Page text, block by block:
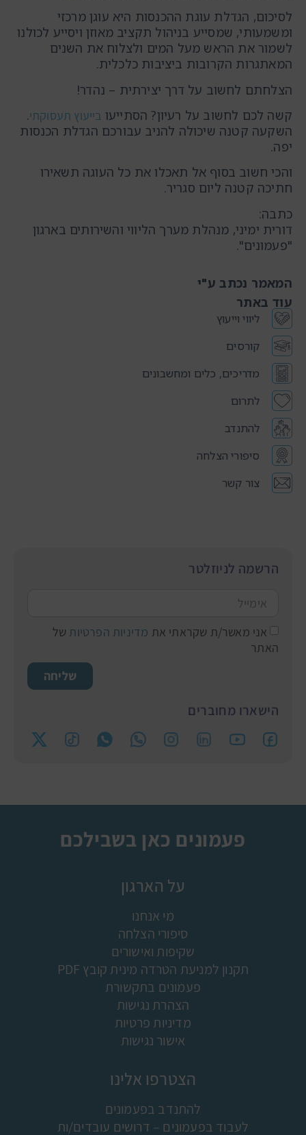
המאמר נכתב ע"י
עוד באתר
ליווי וייעוץ
קורסים
מדריכים, כלים ומחשבונים
לתרום
להתנדב
סיפורי הצלחה
צור קשר
לסיכום, הגדלת עוגת ההכנסות היא עוגן מרכזי
ומשמעותי, שמסייע בניהול תקציב מאוזן ויסייע לכולנו
לשמור את הראש מעל המים ולצלוח את השנים
המאתגרות הקרובות ביציבות כלכלית.
הצלחתם לחשוב על דרך יצירתית – נהדר!
קשה לכם לחשוב על רעיון? הסתייעו בייעוץ תעסוקתי.
השקעה קטנה שיכולה להניב עבורכם הגדלת הכנסות
יפה.
והכי חשוב בסוף אל תאכלו את כל העוגה תשאירו
חתיכה קטנה ליום סגריר.
כתבה:
דורית ימיני, מנהלת מערך הליווי והשירותים בארגון
"פעמונים".
הרשמה לניוזלטר
אני מאשר/ת שקראתי את מדיניות הפרטיות של
האתר
שליחה
הישארו מחוברים
פעמונים כאן בשבילכם
על הארגון
מי אנחנו
סיפורי הצלחה
שקיפות ואישורים
תקנון למניעת הטרדה מינית קובץ PDF
פעמונים בתקשורת
הצהרת נגישות
מדיניות פרטיות
אישור נגישות
הצטרפו אלינו
להתנדב בפעמונים
לעבוד בפעמונים – דרושים עובדים/ות